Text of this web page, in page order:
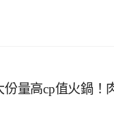
量高cp值火鍋